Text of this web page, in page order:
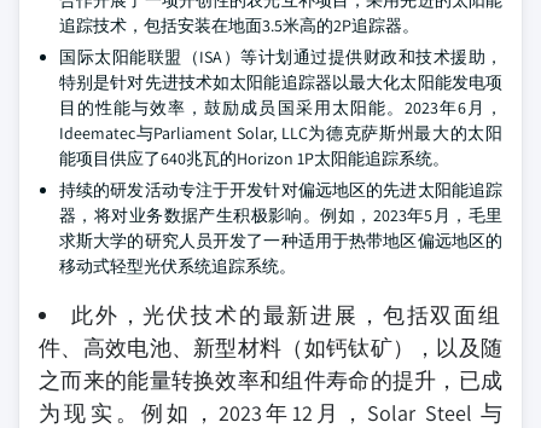
追踪技术，包括安装在地面3.5米高的2P追踪器。
国际太阳能联盟（ISA）等计划通过提供财政和技术援助，
特别是针对先进技术如太阳能追踪器以最大化太阳能发电项
目的性能与效率，鼓励成员国采用太阳能。2023年6月，
Ideematec与Parliament Solar, LLC为德克萨斯州最大的太阳
能项目供应了640兆瓦的Horizon 1P太阳能追踪系统。
持续的研发活动专注于开发针对偏远地区的先进太阳能追踪
器，将对业务数据产生积极影响。例如，2023年5月，毛里
求斯大学的研究人员开发了一种适用于热带地区偏远地区的
移动式轻型光伏系统追踪系统。
此外，光伏技术的最新进展，包括双面组
件、高效电池、新型材料（如钙钛矿），以及随
之而来的能量转换效率和组件寿命的提升，已成
为现实。例如，2023年12月，Solar Steel 与